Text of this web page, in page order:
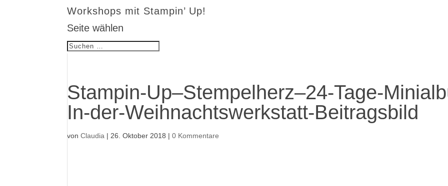
Workshops mit Stampin’ Up!
Seite wählen
Stampin-Up–Stempelherz–24-Tage-
In-der-Weihnachtswerkstatt-Beitragsbild
vonClaudia | 26. Oktober 2018 |0 Kommentare